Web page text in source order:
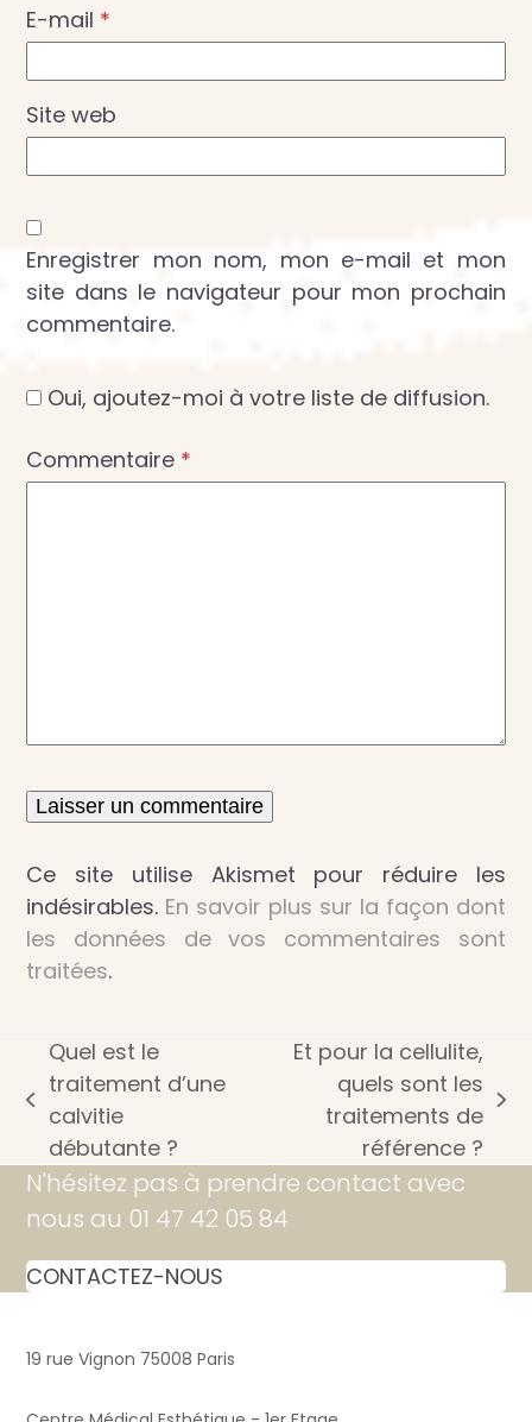
E-mail *
Site web
Enregistrer mon nom, mon e-mail et mon
site dans le navigateur pour mon prochain
commentaire.
Oui, ajoutez-moi à votre liste de diffusion.
Commentaire *
Ce site utilise Akismet pour réduire les
indésirables. En savoir plus sur la façon dont
les données de vos commentaires sont
traitées.
previous
post:
Quel est le
traitement d’une
calvitie
débutante ?
Et pour la cellulite,
quels sont les
traitements de
référence ?
N'hésitez pas à prendre contact avec
nous au 01 47 42 05 84
CONTACTEZ-NOUS
19 rue Vignon 75008 Paris